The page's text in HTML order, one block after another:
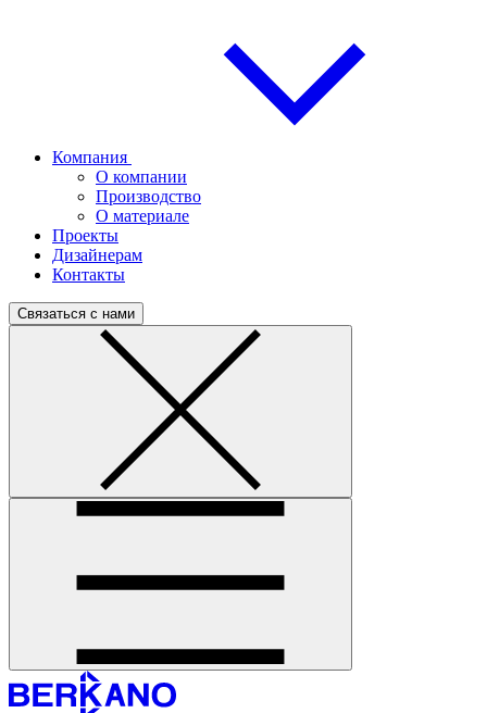
Компания
О компании
Производство
О материале
Проекты
Дизайнерам
Контакты
Связаться с нами